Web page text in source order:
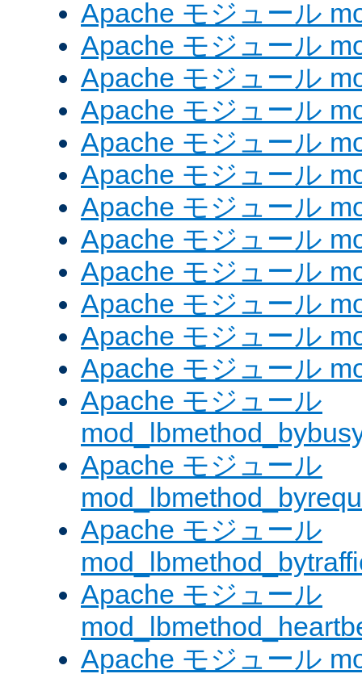
Apache モジュール
Apache モジュール
Apache モジュール
Apache モジュール
Apache モジュール
Apache モジュール
Apache モジュール
Apache モジュール
Apache モジュール
Apache モジュール
Apache モジュール
Apache モジュール
Apache モジュール
Apache モジュール
Apache モジュール
Apache モジュール
Apache モジュール